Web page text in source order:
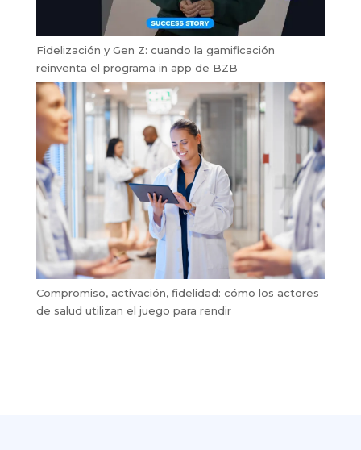
Fidelización y Gen Z: cuando la gamificación
reinventa el programa in app de BZB
Compromiso, activación, fidelidad: cómo los actores
de salud utilizan el juego para rendir